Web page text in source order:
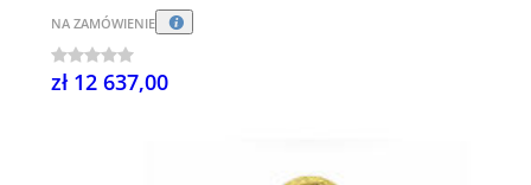
NA ZAMÓWIENIE
zł 12 637,00